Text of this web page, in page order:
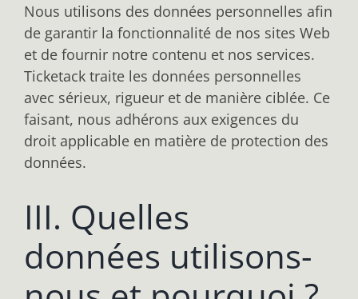
Nous utilisons des données personnelles afin
de garantir la fonctionnalité de nos sites Web
et de fournir notre contenu et nos services.
Ticketack traite les données personnelles
avec sérieux, rigueur et de manière ciblée. Ce
faisant, nous adhérons aux exigences du
droit applicable en matière de protection des
données.
III. Quelles
données utilisons-